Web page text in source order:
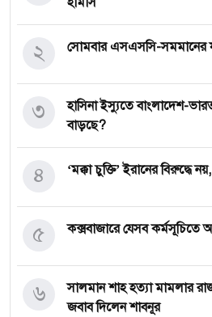
সোমবার এসএসসি-সমমানের
২
হাসিনা ইস্যুতে বাংলাদেশ-
বাড়ছে?
৩
‘মক্কা চুক্তি’ ইরানের বিরুদ্ধে
৪
কক্সবাজারে যেসব কর্মসূচিতে
৫
সালমান শাহ হত্যা মামলার
জবাব দিলেন শাবনূর
৬